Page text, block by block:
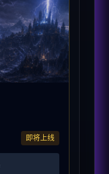
即将上线